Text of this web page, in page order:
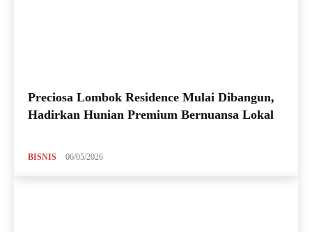
Preciosa Lombok Residence Mulai Dibangun,
Hadirkan Hunian Premium Bernuansa Lokal
BISNIS 06/05/2026